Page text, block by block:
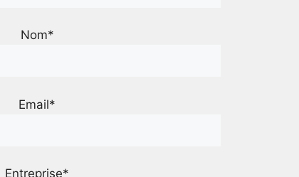
Nom*
Email*
Entreprise*